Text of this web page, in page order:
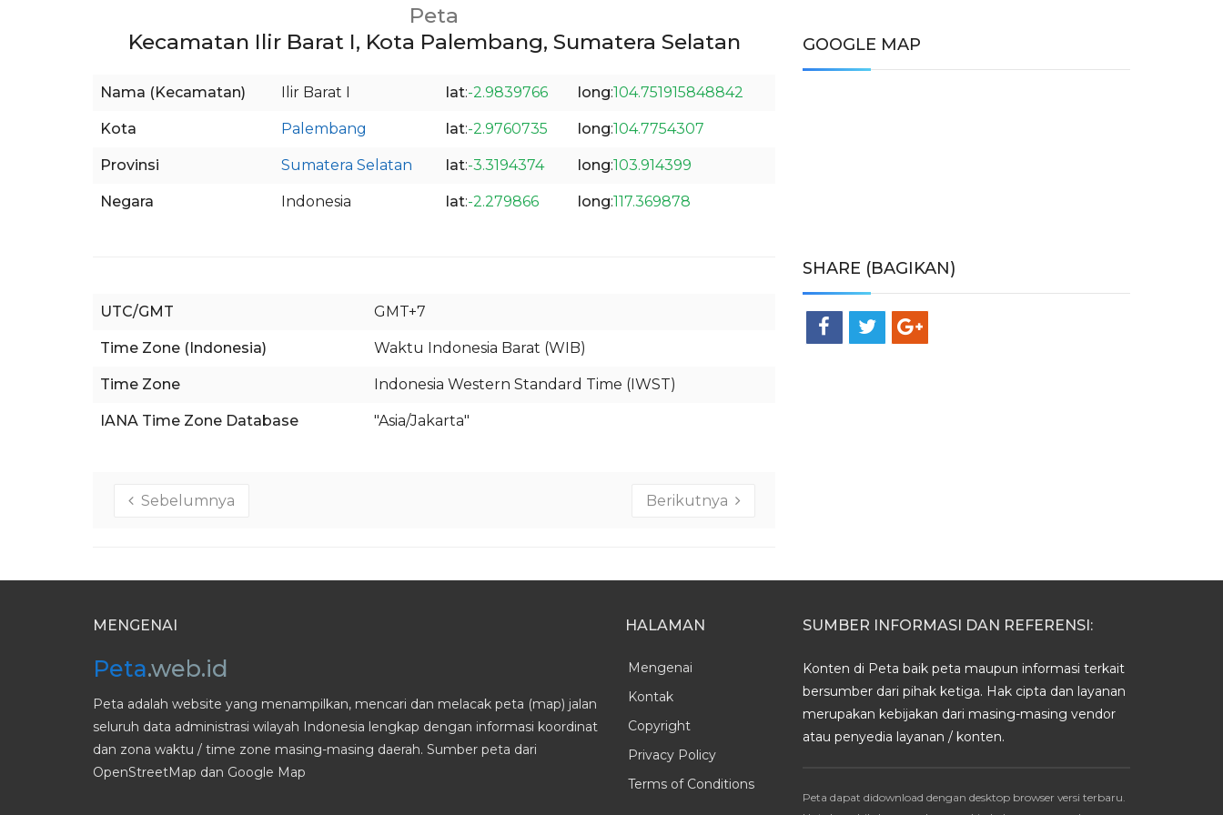
Peta
Kecamatan Ilir Barat I, Kota Palembang, Sumatera Selatan
Nama (Kecamatan) Ilir Barat I lat:-2.9839766 long:104.751915848842
Kota Palembang lat:-2.9760735 long:104.7754307
Provinsi Sumatera Selatan lat:-3.3194374 long:103.914399
Negara Indonesia lat:-2.279866 long:117.369878
UTC/GMT GMT+7
Time Zone (Indonesia) Waktu Indonesia Barat (WIB)
Time Zone Indonesia Western Standard Time (IWST)
IANA Time Zone Database "Asia/Jakarta"
Sebelumnya Berikutnya
GOOGLE MAP
SHARE (BAGIKAN)
MENGENAI
Peta.web.id
Peta adalah website yang menampilkan, mencari dan melacak peta (map) jalan
seluruh data administrasi wilayah Indonesia lengkap dengan informasi koordinat
dan zona waktu / time zone masing-masing daerah. Sumber peta dari
OpenStreetMap dan Google Map
HALAMAN
Mengenai
Kontak
Copyright
Privacy Policy
Terms of Conditions
SUMBER INFORMASI DAN REFERENSI:
Konten di Peta baik peta maupun informasi terkait
bersumber dari pihak ketiga. Hak cipta dan layanan
merupakan kebijakan dari masing-masing vendor
atau penyedia layanan / konten.
Peta dapat didownload dengan desktop browser versi terbaru.